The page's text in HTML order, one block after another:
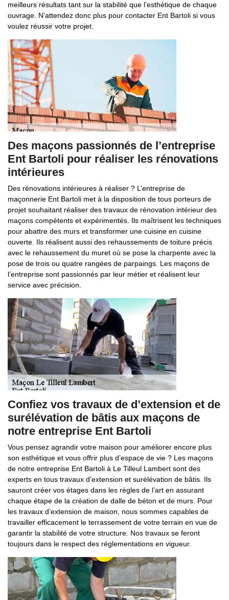
meilleurs résultats tant sur la stabilité que l’esthétique de chaque
ouvrage. N’attendez donc plus pour contacter Ent Bartoli si vous
voulez réussir votre projet.
Des maçons passionnés de l’entreprise
Ent Bartoli pour réaliser les rénovations
intérieures
Des rénovations intérieures à réaliser ? L’entreprise de
maçonnerie Ent Bartoli met à la disposition de tous porteurs de
projet souhaitant réaliser des travaux de rénovation intérieur des
maçons compétents et expérimentés. Ils maîtrisent les techniques
pour abattre des murs et transformer une cuisine en cuisine
ouverte. Ils réalisent aussi des rehaussements de toiture précis
avec le rehaussement du muret où se pose la charpente avec la
pose de trois ou quatre rangées de parpaings. Les maçons de
l’entreprise sont passionnés par leur métier et réalisent leur
service avec précision.
Confiez vos travaux de d’extension et de
surélévation de bâtis aux maçons de
notre entreprise Ent Bartoli
Vous pensez agrandir votre maison pour améliorer encore plus
son esthétique et vous offrir plus d’espace de vie ? Les maçons
de notre entreprise Ent Bartoli à Le Tilleul Lambert sont des
experts en tous travaux d’extension et surélévation de bâtis. Ils
sauront créer vos étages dans les règles de l’art en assurant
chaque étape de la création de dalle de béton et de murs. Pour
les travaux d’extension de maison, nous sommes capables de
travailler efficacement le terrassement de votre terrain en vue de
garantir la stabilité de votre structure. Nos travaux se feront
toujours dans le respect des réglementations en vigueur.